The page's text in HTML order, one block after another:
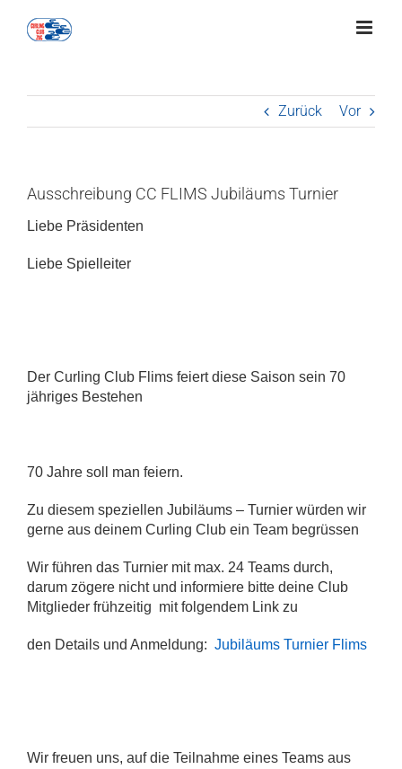
Inhalt
Zurück Vor
Ausschreibung CC FLIMS Jubiläums Turnier
Liebe Präsidenten
Liebe Spielleiter
Der Curling Club Flims feiert diese Saison sein 70
jähriges Bestehen
70 Jahre soll man feiern.
Zu diesem speziellen Jubiläums – Turnier würden wir
gerne aus deinem Curling Club ein Team begrüssen
Wir führen das Turnier mit max. 24 Teams durch,
darum zögere nicht und informiere bitte deine Club
Mitglieder frühzeitig mit folgendem Link zu
den Details und Anmeldung: Jubiläums Turnier Flims
Wir freuen uns, auf die Teilnahme eines Teams aus